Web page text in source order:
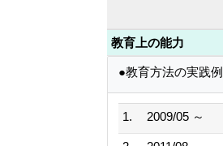
教育上の能力
●教育方法の実践例
1. 2009/05 ～